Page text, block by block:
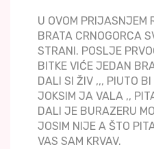
U OVOM PRIJASNJEM
BRATA CRNOGORCA
STRANI. POSLJE
BITKE VIĆE JEDAN
DALI SI ŽIV ,,, PIUTO
JOKSIM JA VALA ,,
DALI JE BURAZERU
JOSIM NIJE A ŠTO
VAS SAM KRVAV.